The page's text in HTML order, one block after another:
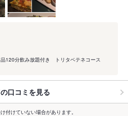
120分飲み放題付き トリタベテネコース
口コミを見る
付けていない場合があります。